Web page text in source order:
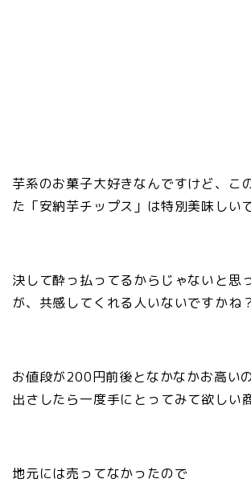
芋系のお菓子大好きなんですけど、こ
た「安納芋チップス」は特別美味しい
決して酔っ払ってるからじゃないと思
が、共感してくれる人いないですかね
お値段が200円前後となかなかお高い
出さしたら一度手にとってみて欲しい
地元には売ってなかったので